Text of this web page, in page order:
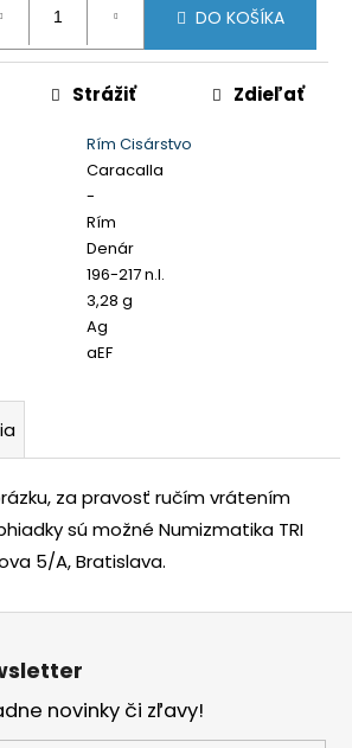
DO KOŠÍKA
Rím Cisárstvo
Caracalla
-
Rím
Denár
196-217 n.l.
3,28 g
Ag
aEF
Strážiť Zdieľať
za pravosť ručím vrátením
sú možné Numizmatika TRI
5/A, Bratislava.
novinky či zľavy!